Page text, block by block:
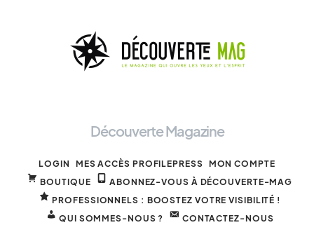
Découverte Magazine
LOGIN MES ACCÈS PROFILEPRESS MON COMPTE
BOUTIQUE
ABONNEZ-VOUS À DÉCOUVERTE-MAG
PROFESSIONNELS : BOOSTEZ VOTRE VISIBILITÉ !
QUI SOMMES-NOUS ?
CONTACTEZ-NOUS